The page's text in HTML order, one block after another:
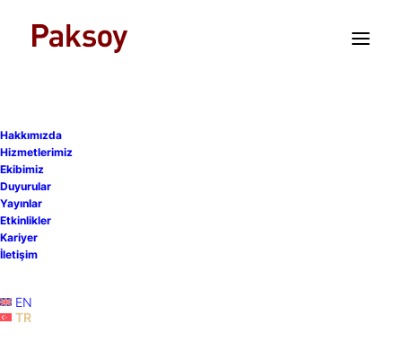
Hakkımızda
Hizmetlerimiz
Ekibimiz
Duyurular
Yayınlar
Etkinlikler
Kariyer
İletişim
EN
TR
YEKA GES-3 yarışmalarına
ilişkin başvuru tarihleri